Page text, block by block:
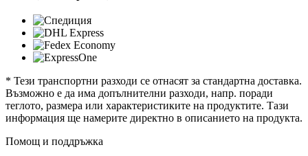
* Тези транспортни разходи се отнасят за стандартна доставка.
Възможно е да има допълнителни разходи, напр. поради
теглото, размера или характеристиките на продуктите. Тази
информация ще намерите директно в описанието на продукта.
Помощ и поддръжка